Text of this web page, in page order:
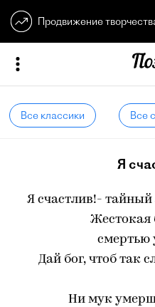
Продвижение
Все классики Все
Я
Я счастлив!- тайный
Жестокая
смертью
Дай бог, чтоб так
Ни мук